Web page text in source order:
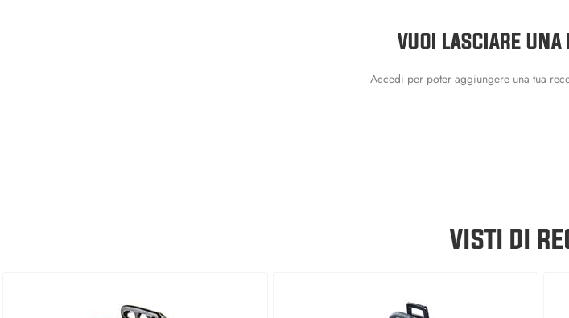
VUOI LASCIARE
Accedi per poter aggiungere una tua
VISTI DI